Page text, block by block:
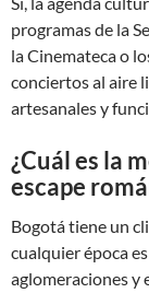
programas de la
la Cinemateca o
conciertos al aire
artesanales y
¿Cuál es la
escape
Bogotá tiene un
cualquier época
aglomeraciones y